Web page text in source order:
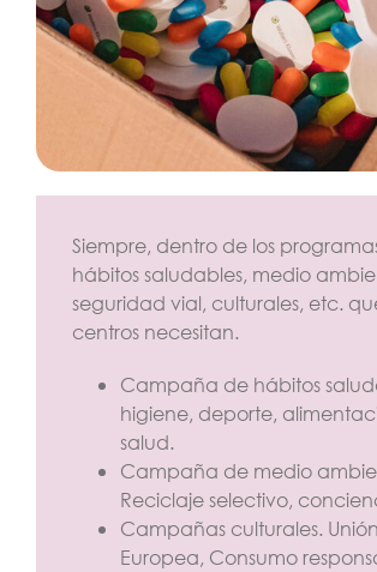
Siempre, dentro de los
hábitos saludables, medio
seguridad vial, culturales, etc.
centros necesitan.
Campaña de hábitos
higiene, deporte,
salud.
Campaña de medio
Reciclaje selectivo,
Campañas culturales. Unión
Europea, Consumo